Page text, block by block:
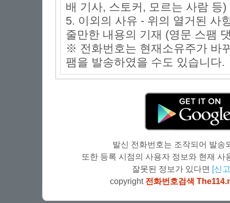
배 기사, 스토커, 모르는 사람 등)
5. 이외의 사유 - 위의 열거된 사
줄만한 내용의 기재 (영문 스팸
※ 전화번호는 현재소유주가 바
팸을 발송하였을 수도 있습니다.
발신 전화번호는 조작되어 발송
또한 등록 시점의 사용자 정보와 현재 사
잘못된 정보가 있다면 [신
copyright 전화번호검색